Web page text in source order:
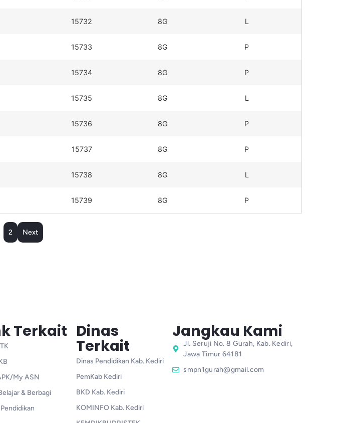
15732 8G L
15733 8G P
15734 8G P
15735 8G L
15736 8G P
15737 8G P
15738 8G L
15739 8G P
2 Next
Terkait
My ASN
& Berbagi
Dinas
Terkait
Dinas Pendidikan Kab. Kediri
PemKab Kediri
BKD Kab. Kediri
KOMINFO Kab. Kediri
Jangkau Kami
Jl. Seruji No. 8 Gurah, Kab. Kediri,
Jawa Timur 64181
smpn1gurah@gmail.com